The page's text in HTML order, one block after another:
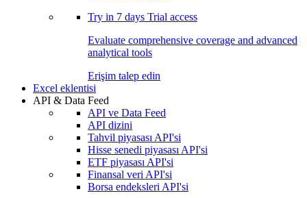
Try in 7 days Trial access
Evaluate comprehensive coverage and advanced
analytical tools
Erişim talep edin
Excel eklentisi
API & Data Feed
API ve Data Feed
API dizini
Tahvil piyasası API'si
Hisse senedi piyasası API'si
ETF piyasası API'si
Finansal veri API'si
Borsa endeksleri API'si